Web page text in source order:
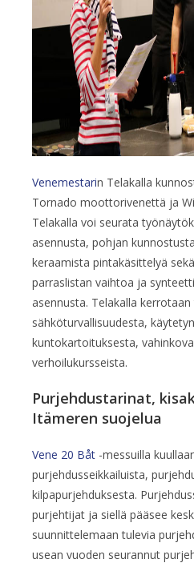
Venemestarin Telakalla
Tornado moottorivenettä ja
Telakalla voi seurata
asennusta, pohjan
keraamista pintakäsittelyä
parraslistan vaihtoa ja
asennusta. Telakalla
sähköturvallisuudesta,
kuntokartoituksesta,
verhoilukursseista.
Purjehdustarinat,
Itämeren suojelua
Vene 20 Båt -messuilla
purjehdusseikkailuista,
kilpapurjehduksesta.
purjehtijat ja siellä pääsee
suunnittelemaan tulevia
usean vuoden seurannut